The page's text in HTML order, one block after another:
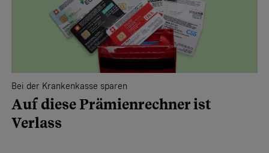
Bei der Krankenkasse sparen
Auf diese Prämienrechner ist
Verlass